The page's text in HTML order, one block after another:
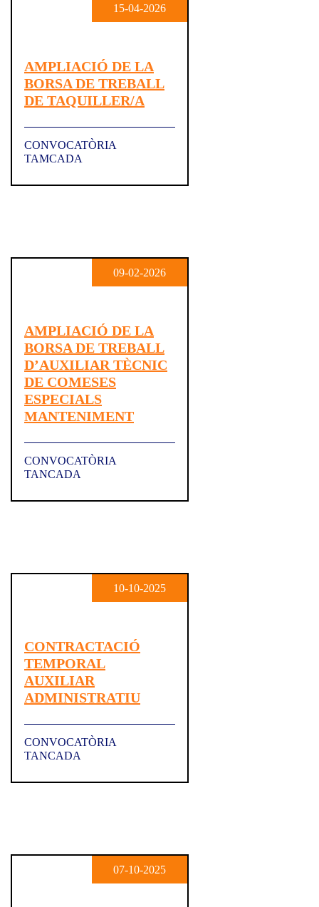
15-04-2026
AMPLIACIÓ DE LA
BORSA DE TREBALL
DE TAQUILLER/A
CONVOCATÒRIA
TAMCADA
09-02-2026
AMPLIACIÓ DE LA
BORSA DE TREBALL
D’AUXILIAR TÈCNIC
DE COMESES
ESPECIALS
MANTENIMENT
CONVOCATÒRIA
TANCADA
10-10-2025
CONTRACTACIÓ
TEMPORAL
AUXILIAR
ADMINISTRATIU
CONVOCATÒRIA
TANCADA
07-10-2025